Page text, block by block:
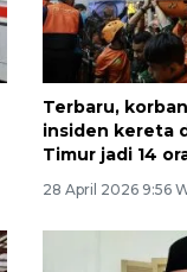
Terbaru,
insiden kereta
Timur jadi 14
28 April 2026 9:56